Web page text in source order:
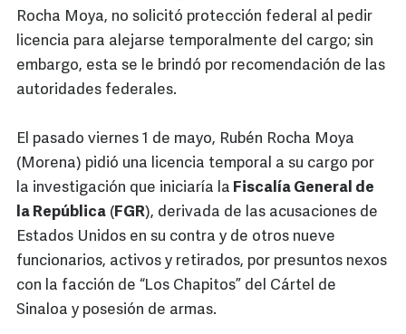
Rocha Moya, no solicitó protección federal al pedir
licencia para alejarse temporalmente del cargo; sin
embargo, esta se le brindó por recomendación de las
autoridades federales.
El pasado viernes 1 de mayo, Rubén Rocha Moya
(Morena) pidió una licencia temporal a su cargo por
la investigación que iniciaría la Fiscalía General de
la República (FGR), derivada de las acusaciones de
Estados Unidos en su contra y de otros nueve
funcionarios, activos y retirados, por presuntos nexos
con la facción de “Los Chapitos” del Cártel de
Sinaloa y posesión de armas.